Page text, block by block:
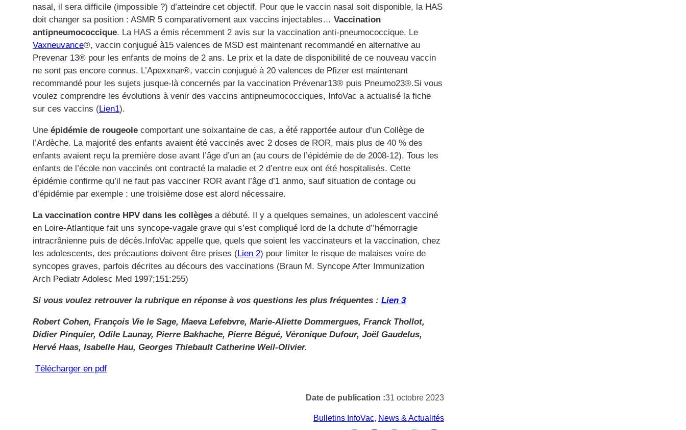
nasal, il sera difficile (impossible ?) d’atteindre cet objectif. Pour que le vaccin nasal soit disponible, la HAS
doit changer sa position : ASMR 5 comparativement aux vaccins injectables… Vaccination
antipneumococcique. La HAS a émis récemment 2 avis sur la vaccination anti-pneumococcique. Le
Vaxneuvance®, vaccin conjugué à15 valences de MSD est maintenant recommandé en alternative au
Prevenar 13® pour les enfants de moins de 2 ans. Le prix et la date de disponibilité de ce nouveau vaccin
ne sont pas encore connus. L’Apexxnar®, vaccin conjugué à 20 valences de Pfizer est maintenant
recommandé pour les sujets jusque-là concernés par la vaccination Prévenar13® puis Pneumo23®.Si vous
voulez comprendre les évolutions à venir des vaccins antipneumococciques, InfoVac a actualisé la fiche
sur ces vaccins (Lien1).
Une épidémie de rougeole comportant une soixantaine de cas, a été rapportée autour d’un Collège de
l’Ardèche. La majorité des enfants avaient été vaccinés avec 2 doses de ROR, mais plus de 40 % des
enfants avaient reçu la première dose avant l’âge d’un an (au cours de l’épidémie de de 2008-12). Tous les
enfants de l’école non vaccinés ont contracté la maladie et 2 d’entre eux ont été hospitalisés. Cette
épidémie confirme qu’il ne faut pas vacciner ROR avant l’âge d’1 anmo, sauf situation de contage ou
d’épidémie par exemple : une troisième dose est alord nécessaire.
La vaccination contre HPV dans les collèges a débuté. Il y a quelques semaines, un adolescent vacciné
en Loire-Atlantique fait uns syncope-vagale grave qui s’est compliqué lord de la dchute d’’hémorragie
intracrânienne puis de décès.InfoVac appelle que, quels que soient les vaccinateurs et la vaccination, chez
les adolescents, des précautions doivent être prises (Lien 2) pour limiter le risque de malaises voire de
syncopes graves, parfois décrites au décours des vaccinations (Braun M. Syncope After Immunization
Arch Pediatr Adolesc Med 1997;151:255)
Si vous voulez retrouver la rubrique en réponse à vos questions les plus fréquentes : Lien 3
Robert Cohen, François Vie le Sage, Maeva Lefebvre, Marie-Aliette Dommergues, Franck Thollot,
Didier Pinquier, Odile Launay, Pierre Bakhache, Pierre Bégué, Véronique Dufour, Joël Gaudelus,
Hervé Haas, Isabelle Hau, Georges Thiebault Catherine Weil-Olivier.
Télécharger en pdf
Date de publication :31 octobre 2023
Bulletins InfoVac, News & Actualités